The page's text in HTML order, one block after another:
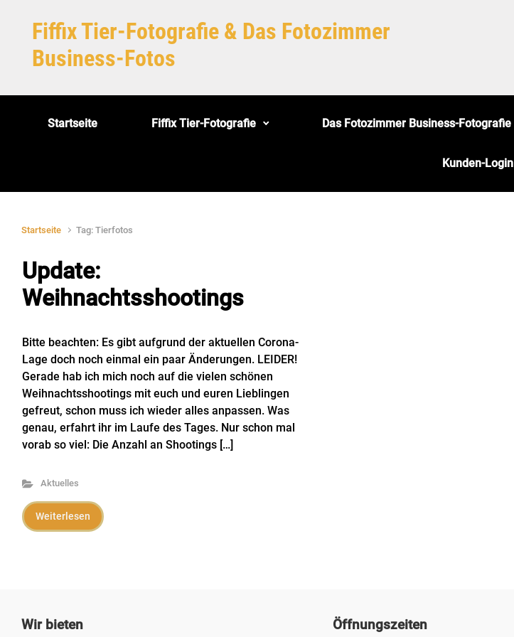
Fiffix Tier-Fotografie & Das Fotozimmer
Business-Fotos
Startseite Fiffix Tier-Fotografie Das Fotozimmer Business-Fotografie
Kunden-Login
Startseite Tag: Tierfotos
Update:
Weihnachtsshootings
Bitte beachten: Es gibt aufgrund der aktuellen Corona-
Lage doch noch einmal ein paar Änderungen. LEIDER!
Gerade hab ich mich noch auf die vielen schönen
Weihnachtsshootings mit euch und euren Lieblingen
gefreut, schon muss ich wieder alles anpassen. Was
genau, erfahrt ihr im Laufe des Tages. Nur schon mal
vorab so viel: Die Anzahl an Shootings […]
Aktuelles
Weiterlesen
Wir bieten Öffnungszeiten